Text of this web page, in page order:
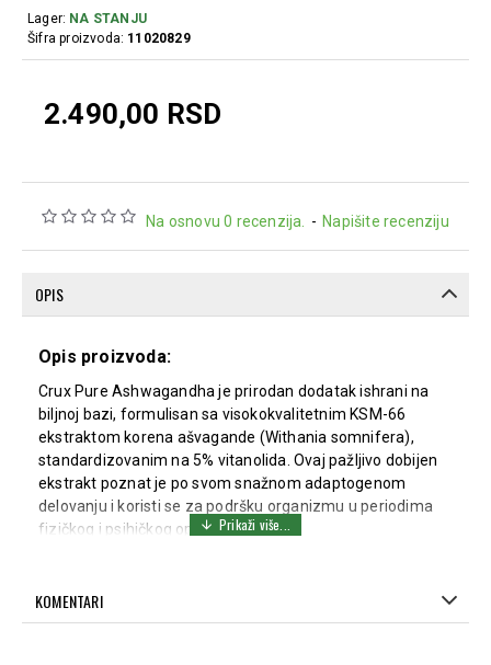
Na osnovu 0 recenzija. - Napišite recenziju
2.490,00 RSD
Lager: NA STANJU
Šifra proizvoda: 11020829
OPIS
Opis proizvoda:
Crux Pure Ashwagandha je prirodan dodatak ishrani na
biljnoj bazi, formulisan sa visokokvalitetnim KSM-66
ekstraktom korena ašvagande (Withania somnifera),
standardizovanim na 5% vitanolida. Ovaj pažljivo dobijen
ekstrakt poznat je po svom snažnom adaptogenom
delovanju i koristi se za podršku organizmu u periodima
fizičkog i psihičkog opterećenja.
Posebno je cenjena zbog pozitivnog uticaja na fokus,
KOMENTARI